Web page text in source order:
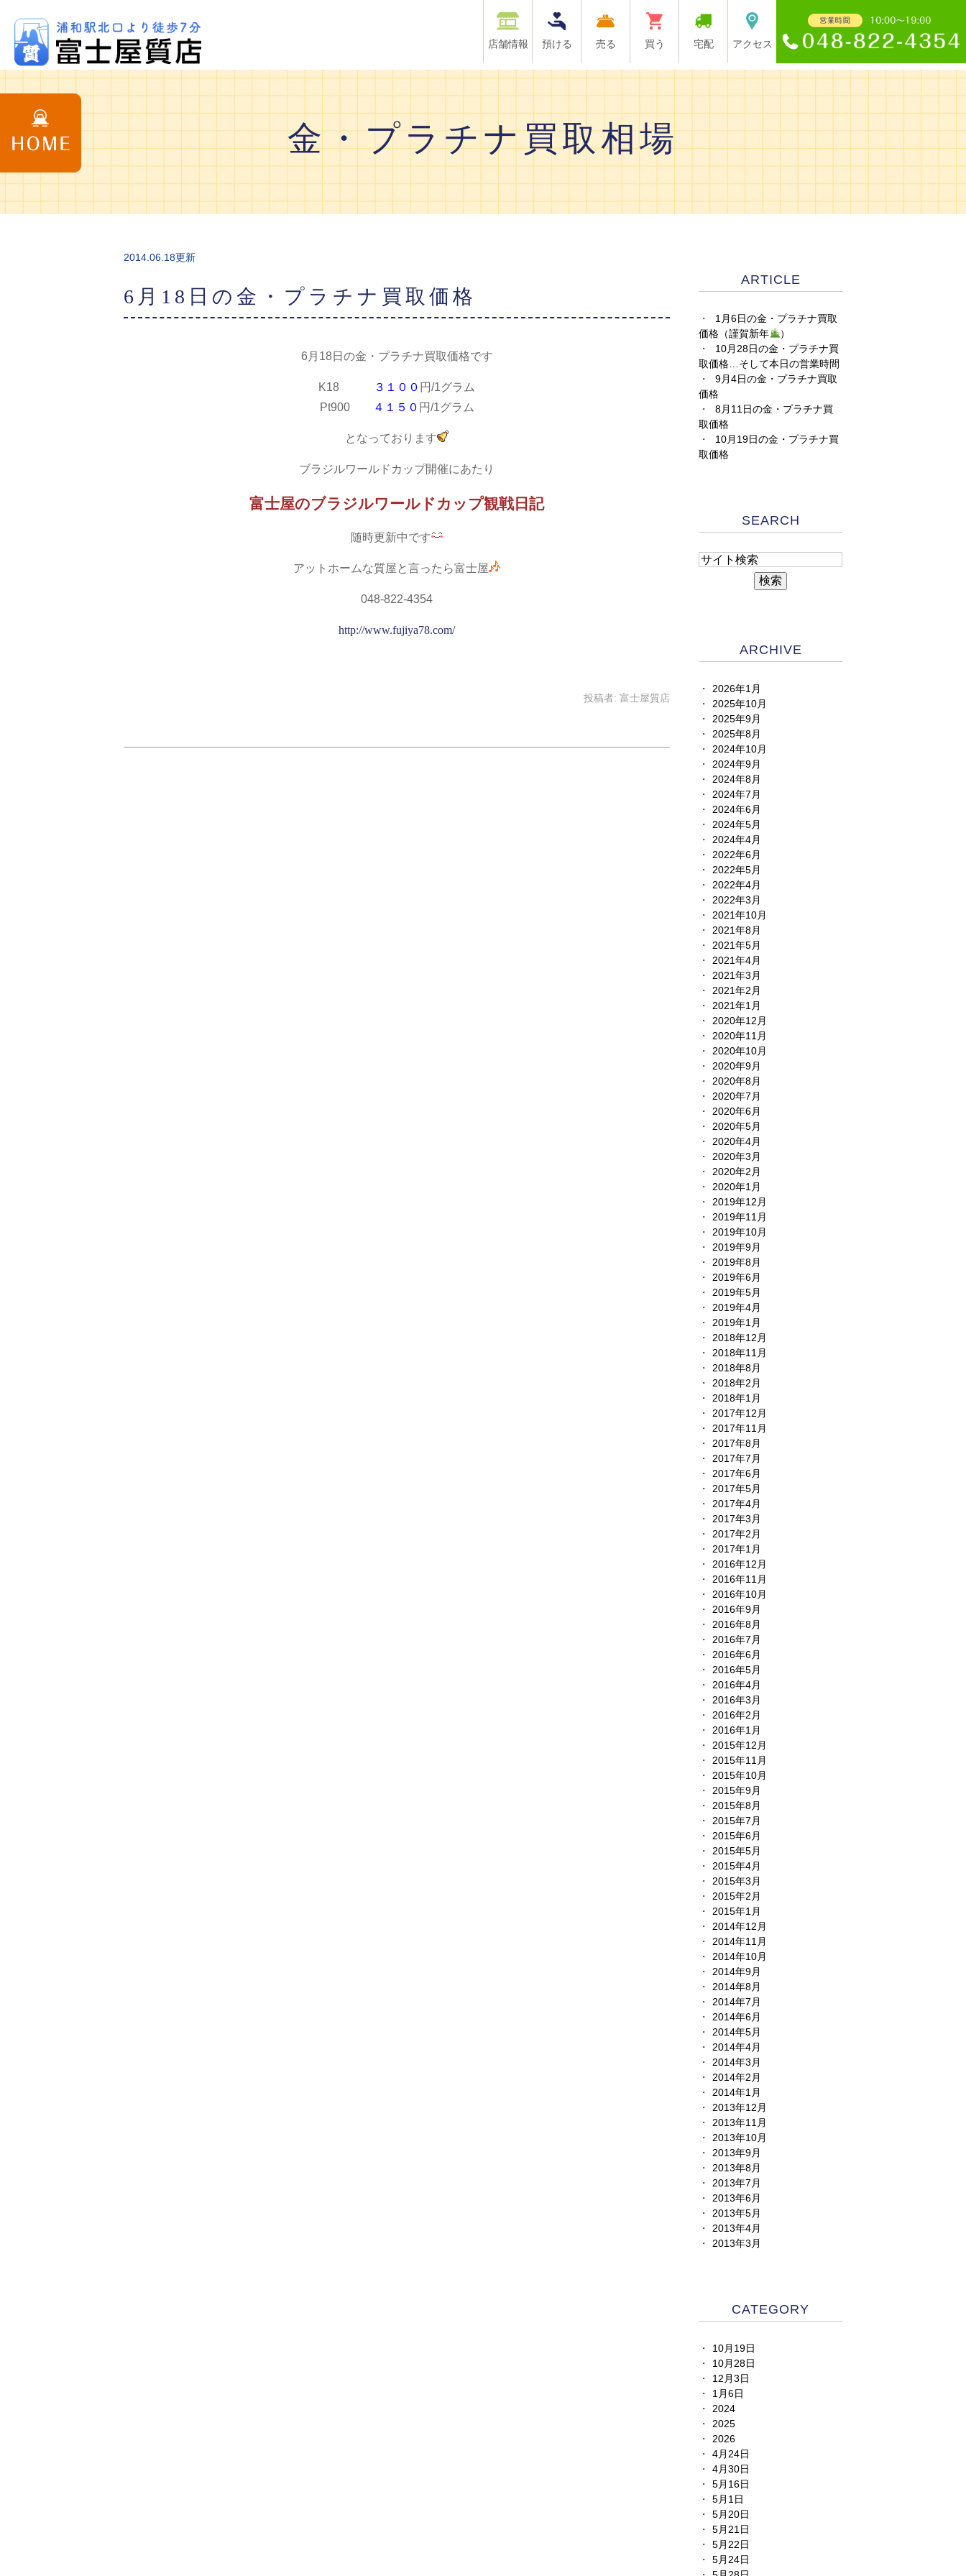
店舗情報 預ける 売る 買う 宅配 アクセス
金・プラチナ買取相場
2014.06.18更新
6月18日の金・プラチナ買取価格
6月18日の金・プラチナ買取価格です
K18 ３１００ 円/1グラム
Pt900
４１５０ 円/1グラム
となっております
ブラジルワールドカップ開催にあたり
富士屋のブラジルワールドカップ観戦日記
随時更新中です
アットホームな質屋と言ったら富士屋
048-822-4354
http://www.fujiya78.com/
投稿者: 富士屋質店
ARTICLE
1月6日の金・プラチナ買取
価格（謹賀新年
）
10月28日の金・プラチナ買
取価格…そして本日の営業時間
9月4日の金・プラチナ買取
価格
8月11日の金・プラチナ買
取価格
10月19日の金・プラチナ買
取価格
SEARCH
ARCHIVE
2026年1月
2025年10月
2025年9月
2025年8月
2024年10月
2024年9月
2024年8月
2024年7月
2024年6月
2024年5月
2024年4月
2022年6月
2022年5月
2022年4月
2022年3月
2021年10月
2021年8月
2021年5月
2021年4月
2021年3月
2021年2月
2021年1月
2020年12月
2020年11月
2020年10月
2020年9月
2020年8月
2020年7月
2020年6月
2020年5月
2020年4月
2020年3月
2020年2月
2020年1月
2019年12月
2019年11月
2019年10月
2019年9月
2019年8月
2019年6月
2019年5月
2019年4月
2019年1月
2018年12月
2018年11月
2018年8月
2018年2月
2018年1月
2017年12月
2017年11月
2017年8月
2017年7月
2017年6月
2017年5月
2017年4月
2017年3月
2017年2月
2017年1月
2016年12月
2016年11月
2016年10月
2016年9月
2016年8月
2016年7月
2016年6月
2016年5月
2016年4月
2016年3月
2016年2月
2016年1月
2015年12月
2015年11月
2015年10月
2015年9月
2015年8月
2015年7月
2015年6月
2015年5月
2015年4月
2015年3月
2015年2月
2015年1月
2014年12月
2014年11月
2014年10月
2014年9月
2014年8月
2014年7月
2014年6月
2014年5月
2014年4月
2014年3月
2014年2月
2014年1月
2013年12月
2013年11月
2013年10月
2013年9月
2013年8月
2013年7月
2013年6月
2013年5月
2013年4月
2013年3月
CATEGORY
10月19日
10月28日
12月3日
1月6日
2024
2025
2026
4月24日
4月30日
5月16日
5月1日
5月20日
5月21日
5月22日
5月24日